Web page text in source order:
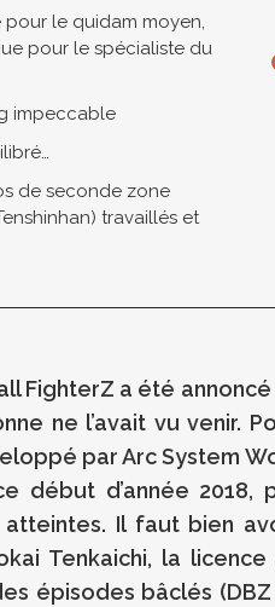
pour le quidam moyen,
pour le spécialiste du
impeccable
de seconde zone
travaillés et
FighterZ a été
ne l’avait vu venir.
par Arc System
début d’année 2018,
Il faut bien
Tenkaichi, la
épisodes bâclés